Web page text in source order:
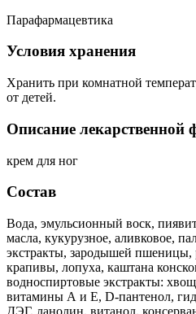
Парафармацевтика
Условия хранения
Хранить при комнатной
от детей.
Описание лекарственной
крем для ног
Состав
Вода, эмульсионный воск,
масла, кукурузное, аливковое,
экстракты, зародышей
крапивы, лопуха, каштана
водноспиртовые экстракты:
витамины А и Е, D-пантенол,
ДЭГ, ланолин, витанол,